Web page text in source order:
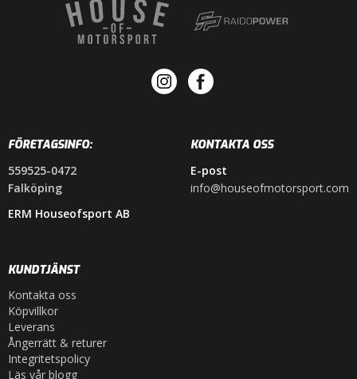
FÖRETAGSINFO:
559525-0472
Falköping
ERM Houseofsport AB
KONTAKTA OSS
E-post
info@houseofmotorsport.com
KUNDTJÄNST
Kontakta oss
Köpvillkor
Leverans
Ångerrätt & returer
Integritetspolicy
Läs vår blogg